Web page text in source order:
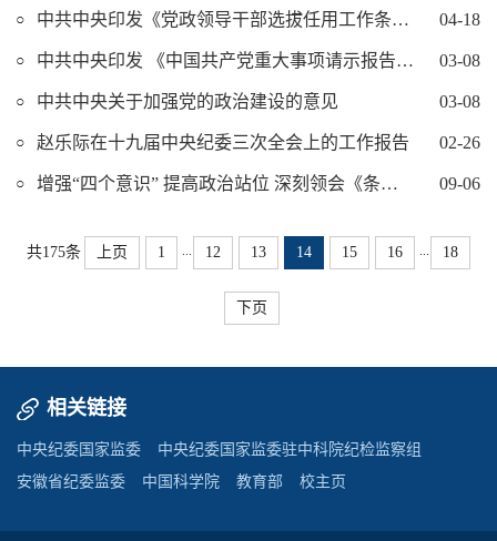
中共中央印发《党政领导干部选拔任用工作条例》 04-18
中共中央印发 《中国共产党重大事项请示报告条例》 03-08
中共中央关于加强党的政治建设的意见 03-08
赵乐际在十九届中央纪委三次全会上的工作报告 02-26
增强“四个意识” 提高政治站位 深刻领会《条例》修订的重大意义 09-06
共175条 上页 1 ... 12 13 14 15 16 ... 18
下页
相关链接
中央纪委国家监委
中央纪委国家监委驻中科院纪检监察组
安徽省纪委监委
中国科学院 教育部 校主页